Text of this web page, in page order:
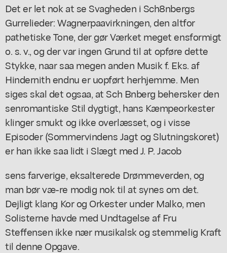
Det er let nok at se Svagheden i Sch8nbergs
Gurrelieder: Wagnerpaavirkningen, den altfor
pathetiske Tone, der gør Værket meget ensformigt
o. s. v., og der var ingen Grund til at opføre dette
Stykke, naar saa megen anden Musik f. Eks. af
Hindernith endnu er uopført herhjemme. Men
siges skal det ogsaa, at Sch Bnberg behersker den
senromantiske Stil dygtigt, hans Kæmpeorkester
klinger smukt og ikke overlæsset, og i visse
Episoder (Sommervindens Jagt og Slutningskoret)
er han ikke saa lidt i Slægt med J. P. Jacob
sens farverige, eksalterede Drømmeverden, og
man bør væ-re modig nok til at synes om det.
Dejligt klang Kor og Orkester under Malko, men
Solisterne havde med Undtagelse af Fru
Steffensen ikke nær musikalsk og stemmelig Kraft
til denne Opgave.